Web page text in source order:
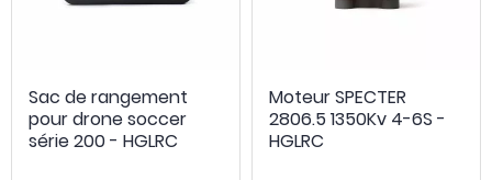
Sac de rangement
pour drone soccer
série 200 - HGLRC
Moteur SPECTER
2806.5 1350Kv 4-6S -
HGLRC